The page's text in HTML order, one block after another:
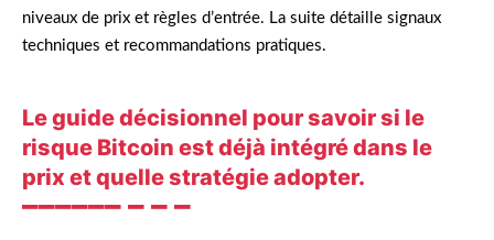
niveaux de prix et règles d’entrée. La suite détaille signaux
techniques et recommandations pratiques.
Le guide décisionnel pour savoir si le
risque Bitcoin est déjà intégré dans le
prix et quelle stratégie adopter.